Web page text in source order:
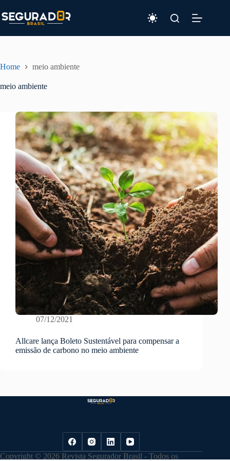
para
o
Home meio ambiente
meio ambiente
07/12/2021
Allcare lança Boleto Sustentável para compensar a
emissão de carbono no meio ambiente
Copyright © 2026 Revista Segurador Brasil - Todos os